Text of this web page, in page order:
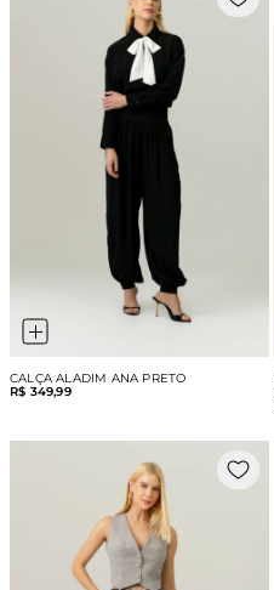
CALÇA ALADIM ANA PRETO
R$ 349,99